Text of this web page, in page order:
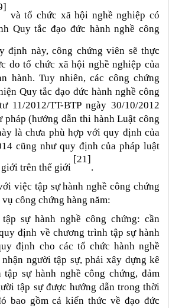
và tổ chức xã hội nghề nghiệp có
Quy tắc đạo đức hành nghề công
định này, công chứng viên sẽ thực
do tổ chức xã hội nghề nghiệp của
hành. Tuy nhiên, các công chứng
Quy tắc đạo đức hành nghề công
11/2012/TT-BTP ngày 30/10/2012
pháp (hướng dẫn thi hành Luật công
là chưa phù hợp với quy định của
cũng như quy định của pháp luật
giới trên thế giới
[21]
.
việc tập sự hành nghề công chứng
công chứng hàng năm:
sự hành nghề công chứng: cần
định về chương trình tập sự hành
định cho các tổ chức hành nghề
người tập sự, phải xây dựng kê
sự hành nghề công chứng, đảm
tập sự được hướng dẫn trong thời
bao gồm cả kiến thức về đạo đức